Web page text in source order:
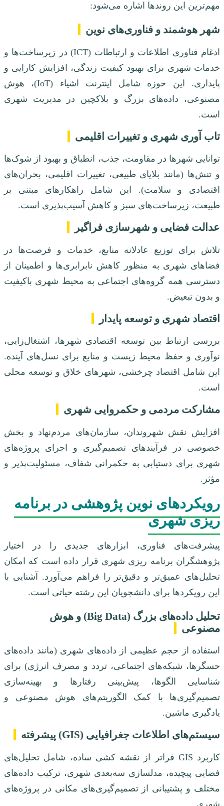
مهم‌ترین این روندها اشاره می‌شود:
شهر هوشمند و فناوری‌های نوین
ادغام فناوری اطلاعات و ارتباطات (ICT) در زیرساخت‌ها و
خدمات شهری برای بهبود کیفیت زندگی، افزایش کارایی و
پایداری. این حوزه شامل اینترنت اشیاء (IoT)، هوش
مصنوعی، داده‌های بزرگ و بلاکچین در مدیریت شهری
است.
تاب آوری شهری و تغییرات اقلیمی
توانایی شهرها در مقاومت، جذب، انطباق و بهبود از شوک‌ها
و تنش‌ها (مانند بلایای طبیعی، تغییرات اقلیمی، بحران‌های
اقتصادی و سلامت). این شامل راهکارهای مبتنی بر
طبیعت، زیرساخت‌های سبز و کاهش آسیب‌پذیری است.
عدالت فضایی و شهرسازی فراگیر
تلاش برای توزیع عادلانه منابع، خدمات و فرصت‌ها در
فضاهای شهری به منظور کاهش نابرابری‌ها و اطمینان از
دسترسی همه گروه‌های اجتماعی به محیط شهری باکیفیت
و بدون تبعیض.
اقتصاد شهری و توسعه پایدار
بررسی ارتباط بین توسعه اقتصادی شهرها، اشتغال‌زایی،
نوآوری و حفظ محیط زیست و منابع برای نسل‌های آینده.
این شامل اقتصاد چرخشی، شهرهای خلاق و توسعه محلی
است.
مشارکت مردمی و حکمروایی شهری
افزایش نقش شهروندان، سازمان‌های مردم‌نهاد و بخش
خصوصی در فرآیندهای تصمیم‌گیری و اجرای پروژه‌های
شهری برای دستیابی به حکمرانی شفاف، مسئولیت‌پذیر و
مؤثر.
رویکردهای نوین پژوهشی در برنامه
ریزی شهری
پیشرفت‌های فناوری، ابزارهای جدیدی را در اختیار
پژوهشگران برنامه ریزی شهری قرار داده است که امکان
تحلیل‌های عمیق‌تر و دقیق‌تر را فراهم می‌آورد. آشنایی با
این رویکردها برای دانشجویان این رشته حیاتی است.
تحلیل داده‌های بزرگ (Big Data) و هوش
مصنوعی
استفاده از حجم عظیمی از داده‌های شهری (مانند داده‌های
حسگرها، شبکه‌های اجتماعی، تردد و مصرف انرژی) برای
شناسایی الگوها، پیش‌بینی رفتارها و بهینه‌سازی
تصمیم‌گیری‌ها با کمک الگوریتم‌های هوش مصنوعی و
یادگیری ماشین.
سیستم‌های اطلاعات جغرافیایی (GIS) پیشرفته
کاربرد GIS فراتر از نقشه کشی ساده، شامل تحلیل‌های
فضایی پیچیده، مدلسازی سه‌بعدی شهری، ترکیب داده‌های
مختلف و پشتیبانی از تصمیم‌گیری‌های مکانی در پروژه‌های
شهری.